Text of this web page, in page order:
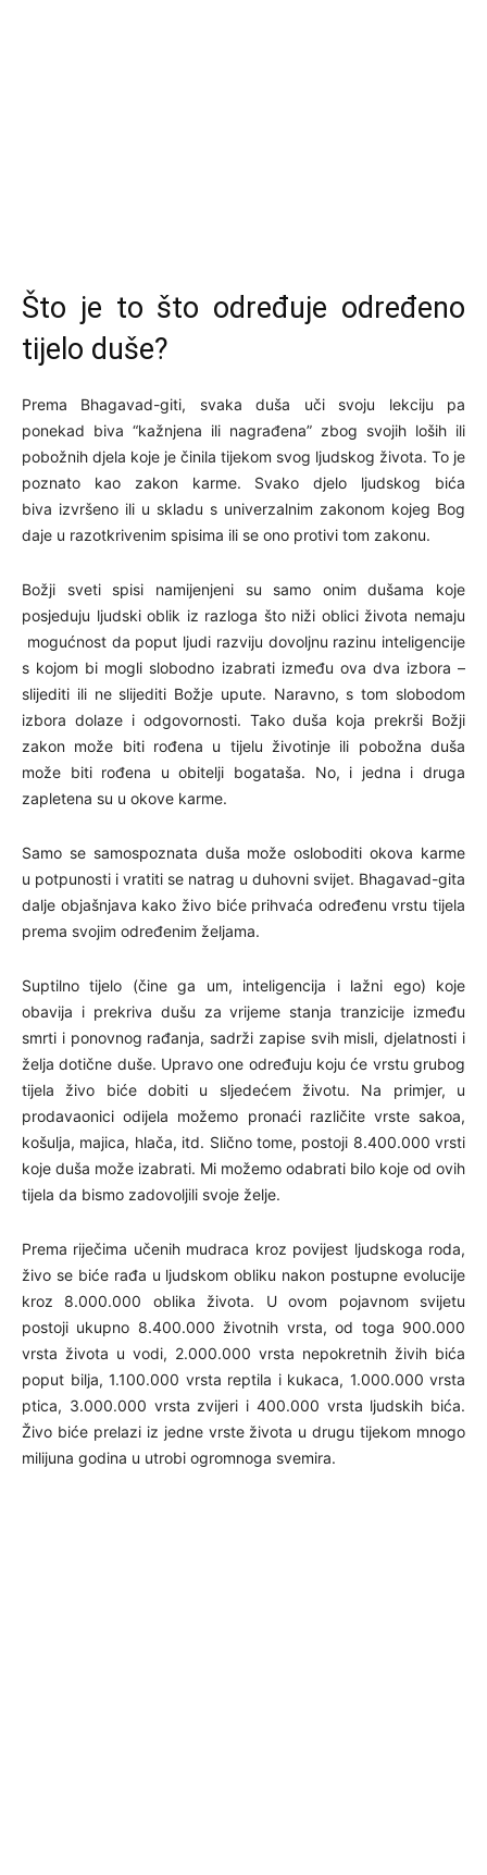
Što je to što određuje određeno
tijelo duše?
Prema Bhagavad-giti, svaka duša uči svoju lekciju pa
ponekad biva “kažnjena ili nagrađena” zbog svojih loših ili
pobožnih djela koje je činila tijekom svog ljudskog života. To je
poznato kao zakon karme. Svako djelo ljudskog bića
biva izvršeno ili u skladu s univerzalnim zakonom kojeg Bog
daje u razotkrivenim spisima ili se ono protivi tom zakonu.
Božji sveti spisi namijenjeni su samo onim dušama koje
posjeduju ljudski oblik iz razloga što niži oblici života nemaju
mogućnost da poput ljudi razviju dovoljnu razinu inteligencije
s kojom bi mogli slobodno izabrati između ova dva izbora –
slijediti ili ne slijediti Božje upute. Naravno, s tom slobodom
izbora dolaze i odgovornosti. Tako duša koja prekrši Božji
zakon može biti rođena u tijelu životinje ili pobožna duša
može biti rođena u obitelji bogataša. No, i jedna i druga
zapletena su u okove karme.
Samo se samospoznata duša može osloboditi okova karme
u potpunosti i vratiti se natrag u duhovni svijet. Bhagavad-gita
dalje objašnjava kako živo biće prihvaća određenu vrstu tijela
prema svojim određenim željama.
Suptilno tijelo (čine ga um, inteligencija i lažni ego) koje
obavija i prekriva dušu za vrijeme stanja tranzicije između
smrti i ponovnog rađanja, sadrži zapise svih misli, djelatnosti i
želja dotične duše. Upravo one određuju koju će vrstu grubog
tijela živo biće dobiti u sljedećem životu. Na primjer, u
prodavaonici odijela možemo pronaći različite vrste sakoa,
košulja, majica, hlača, itd. Slično tome, postoji 8.400.000 vrsti
koje duša može izabrati. Mi možemo odabrati bilo koje od ovih
tijela da bismo zadovoljili svoje želje.
Prema riječima učenih mudraca kroz povijest ljudskoga roda,
živo se biće rađa u ljudskom obliku nakon postupne evolucije
kroz 8.000.000 oblika života. U ovom pojavnom svijetu
postoji ukupno 8.400.000 životnih vrsta, od toga 900.000
vrsta života u vodi, 2.000.000 vrsta nepokretnih živih bića
poput bilja, 1.100.000 vrsta reptila i kukaca, 1.000.000 vrsta
ptica, 3.000.000 vrsta zvijeri i 400.000 vrsta ljudskih bića.
Živo biće prelazi iz jedne vrste života u drugu tijekom mnogo
milijuna godina u utrobi ogromnoga svemira.